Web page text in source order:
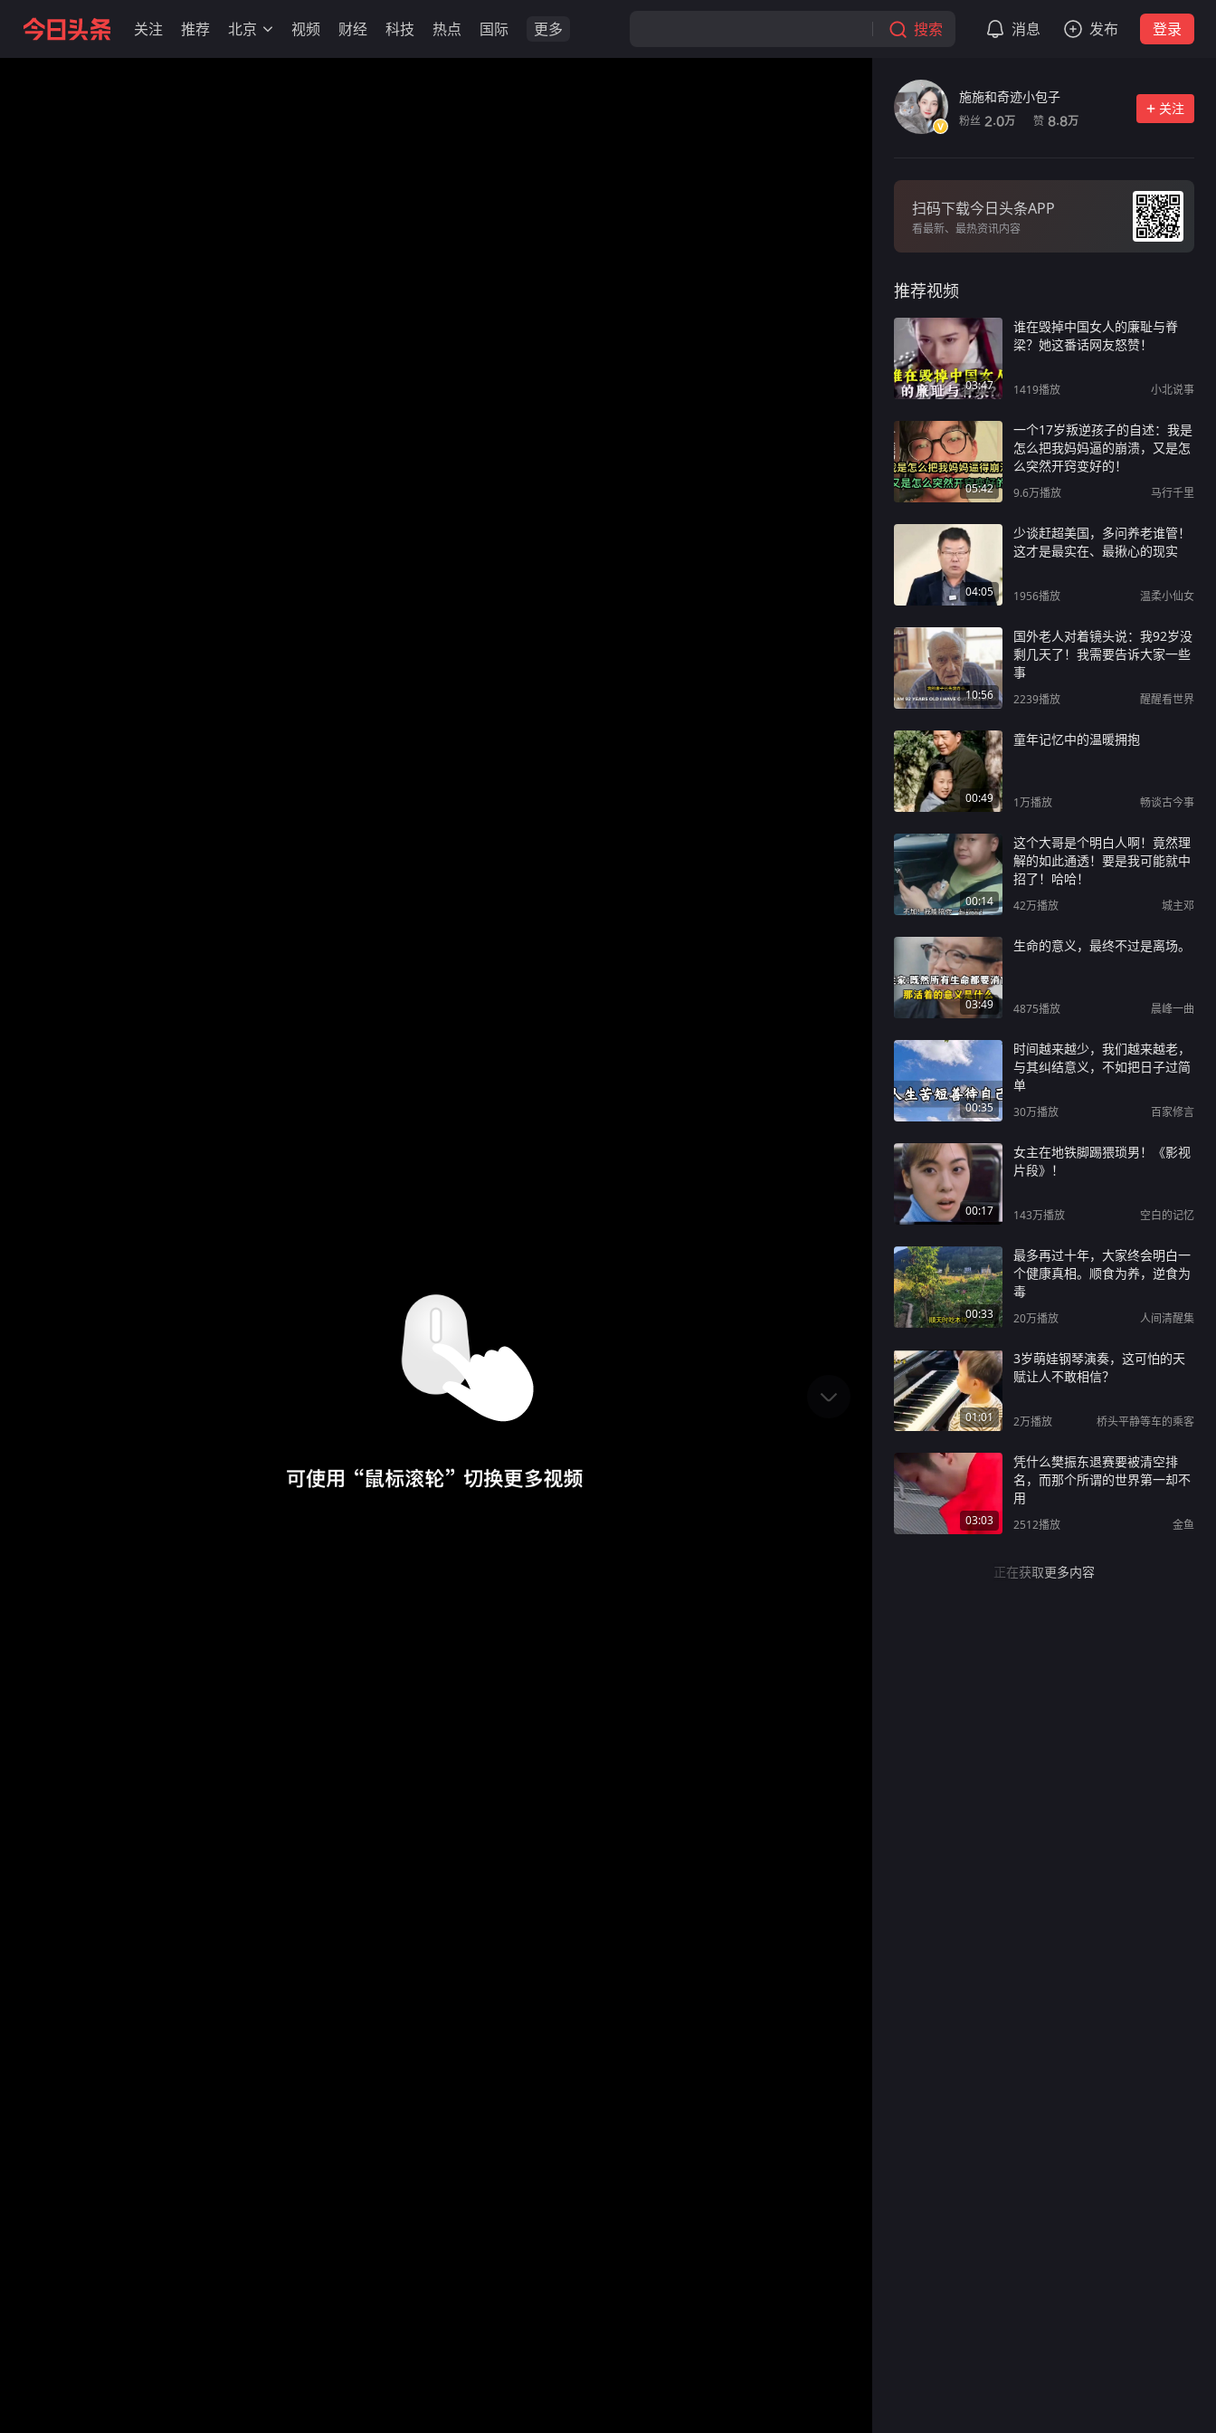
关注 推荐 北京 视频 财经 科技 热点 国际 更多 搜索 消息 发布 登录
施施和奇迹小包子
粉丝 2.0万 赞 8.8万
关注
扫码下载今日头条APP
看最新、最热资讯内容
推荐视频
03:47
谁在毁掉中国女人的廉耻与脊
梁？她这番话网友怒赞！
1419播放 小北说事
05:42
一个17岁叛逆孩子的自述：我是
怎么把我妈妈逼的崩溃，又是怎
么突然开窍变好的！
9.6万播放 马行千里
04:05
少谈赶超美国，多问养老谁管！
这才是最实在、最揪心的现实
1956播放 温柔小仙女
10:56
国外老人对着镜头说：我92岁没
剩几天了！我需要告诉大家一些
事
2239播放 醒醒看世界
00:49
童年记忆中的温暖拥抱
1万播放 畅谈古今事
00:14
这个大哥是个明白人啊！竟然理
解的如此通透！要是我可能就中
招了！哈哈！
42万播放 城主邓
03:49
生命的意义，最终不过是离场。
4875播放 晨峰一曲
00:35
时间越来越少，我们越来越老，
与其纠结意义，不如把日子过简
单
30万播放 百家修言
00:17
女主在地铁脚踢猥琐男！《影视
片段》！
143万播放 空白的记忆
00:33
最多再过十年，大家终会明白一
个健康真相。顺食为养，逆食为
毒
20万播放 人间清醒集
01:01
3岁萌娃钢琴演奏，这可怕的天
赋让人不敢相信？
2万播放 桥头平静等车的乘客
03:03
凭什么樊振东退赛要被清空排
名，而那个所谓的世界第一却不
用
2512播放 金鱼
正在获取更多内容